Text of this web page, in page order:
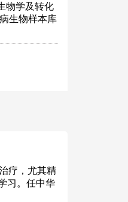
物学及转化
生物样本库
疗，尤其精
习。任中华